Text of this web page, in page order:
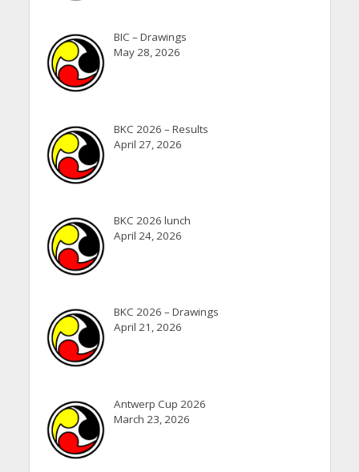
BIC – Drawings
May 28, 2026
BKC 2026 – Results
April 27, 2026
BKC 2026 lunch
April 24, 2026
BKC 2026 – Drawings
April 21, 2026
Antwerp Cup 2026
March 23, 2026